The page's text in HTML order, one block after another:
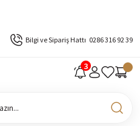
Bilgi ve Sipariş Hattı 0286 316 92 39